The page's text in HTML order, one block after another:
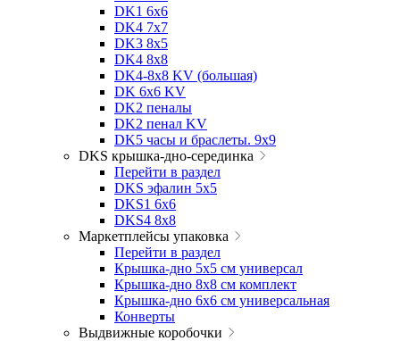
DK1 6x6
DK4 7х7
DK3 8x5
DK4 8x8
DK4-8x8 KV (большая)
DK 6х6 KV
DK2 пеналы
DK2 пенал KV
DK5 часы и браслеты. 9x9
DKS крышка-дно-серединка
Перейти в раздел
DKS эфалин 5x5
DKS1 6x6
DKS4 8x8
Маркетплейсы упаковка
Перейти в раздел
Крышка-дно 5x5 см универсал
Крышка-дно 8x8 см комплект
Крышка-дно 6x6 см универсальная
Конверты
Выдвижные коробочки